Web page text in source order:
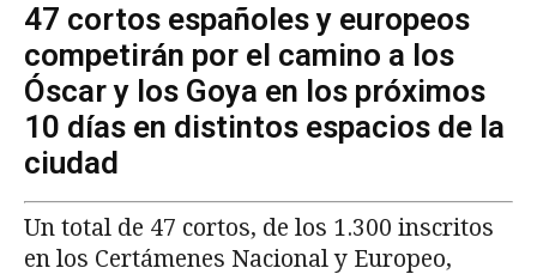
47 cortos españoles y europeos
competirán por el camino a los
Óscar y los Goya en los próximos
10 días en distintos espacios de la
ciudad
Un total de 47 cortos, de los 1.300 inscritos
en los Certámenes Nacional y Europeo,